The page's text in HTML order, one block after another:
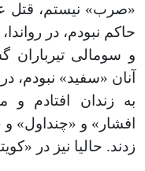
«صرب» نیستم، قتل
حاکم نبودم، در رواندا،
و سومالی تیرباران
آنان «سفید» نبودم،
به زندان افتادم و
افشار» و «چنداول»
زدند. حالیا نیز در